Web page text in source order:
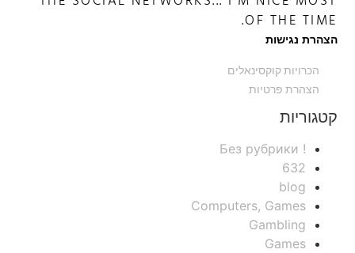
OF THE TIME.
הצהרת נגישות
הכרויות קוקסינאלים
הצהרת פרטיות
קטגוריות
! Без рубрики
632
blog
Computers, Games
Gambling
Games